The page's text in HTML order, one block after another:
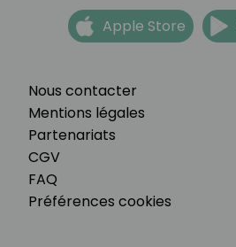
Nous contacter
Mentions légales
Partenariats
CGV
FAQ
Préférences cookies
Apple Store